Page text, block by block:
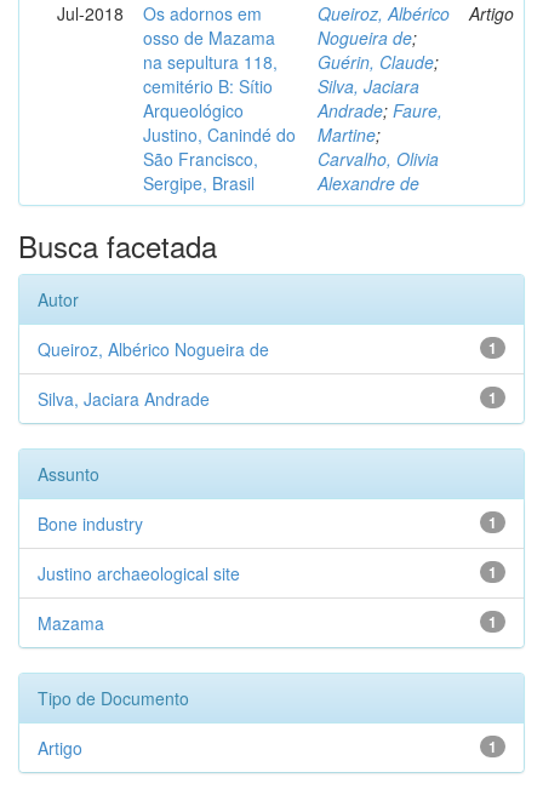
Jul-2018
Os adornos em
osso de Mazama
na sepultura 118,
cemitério B: Sítio
Arqueológico
Justino, Canindé do
São Francisco,
Sergipe, Brasil
Queiroz, Albérico
Nogueira de;
Guérin, Claude;
Silva, Jaciara
Andrade; Faure,
Martine;
Carvalho, Olivia
Alexandre de
Artigo
Busca facetada
Autor
1
Queiroz, Albérico Nogueira de
1
Silva, Jaciara Andrade
Assunto
1
Bone industry
1
Justino archaeological site
1
Mazama
Tipo de Documento
1
Artigo